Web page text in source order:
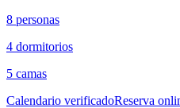
8 personas
4 dormitorios
5 camas
Calendario verificadoReserva